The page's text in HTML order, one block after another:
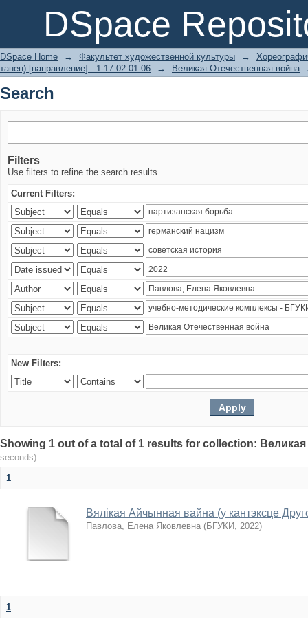
DSpace
Search
DSpace Home → Факультет художественной культуры →
танец) [направление] : 1-17 02 01-06
→ Великая Отечественная война
Search
Filters
Use filters to refine the search results.
Current Filters:
New Filters:
Showing 1 out of a total of 1 results for collection:
seconds)
1
Вялікая Айчынная вайна (у кантэксце
Павлова, Елена Яковлевна (БГУКИ, 2022)
1